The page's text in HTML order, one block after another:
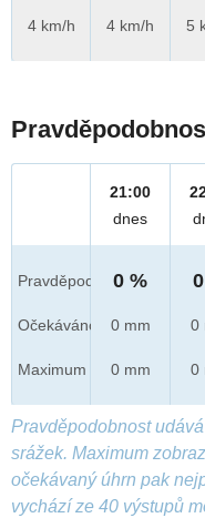
4 km/h
4 km/h
5
Pravděpod.
Očekáváno
Maximum
21:00
dnes
0 %
0 mm
0 mm
0
0
Pravděpodobnost
srážek. Maximum
očekávaný úhrn pak
vychází ze 40 výstupů